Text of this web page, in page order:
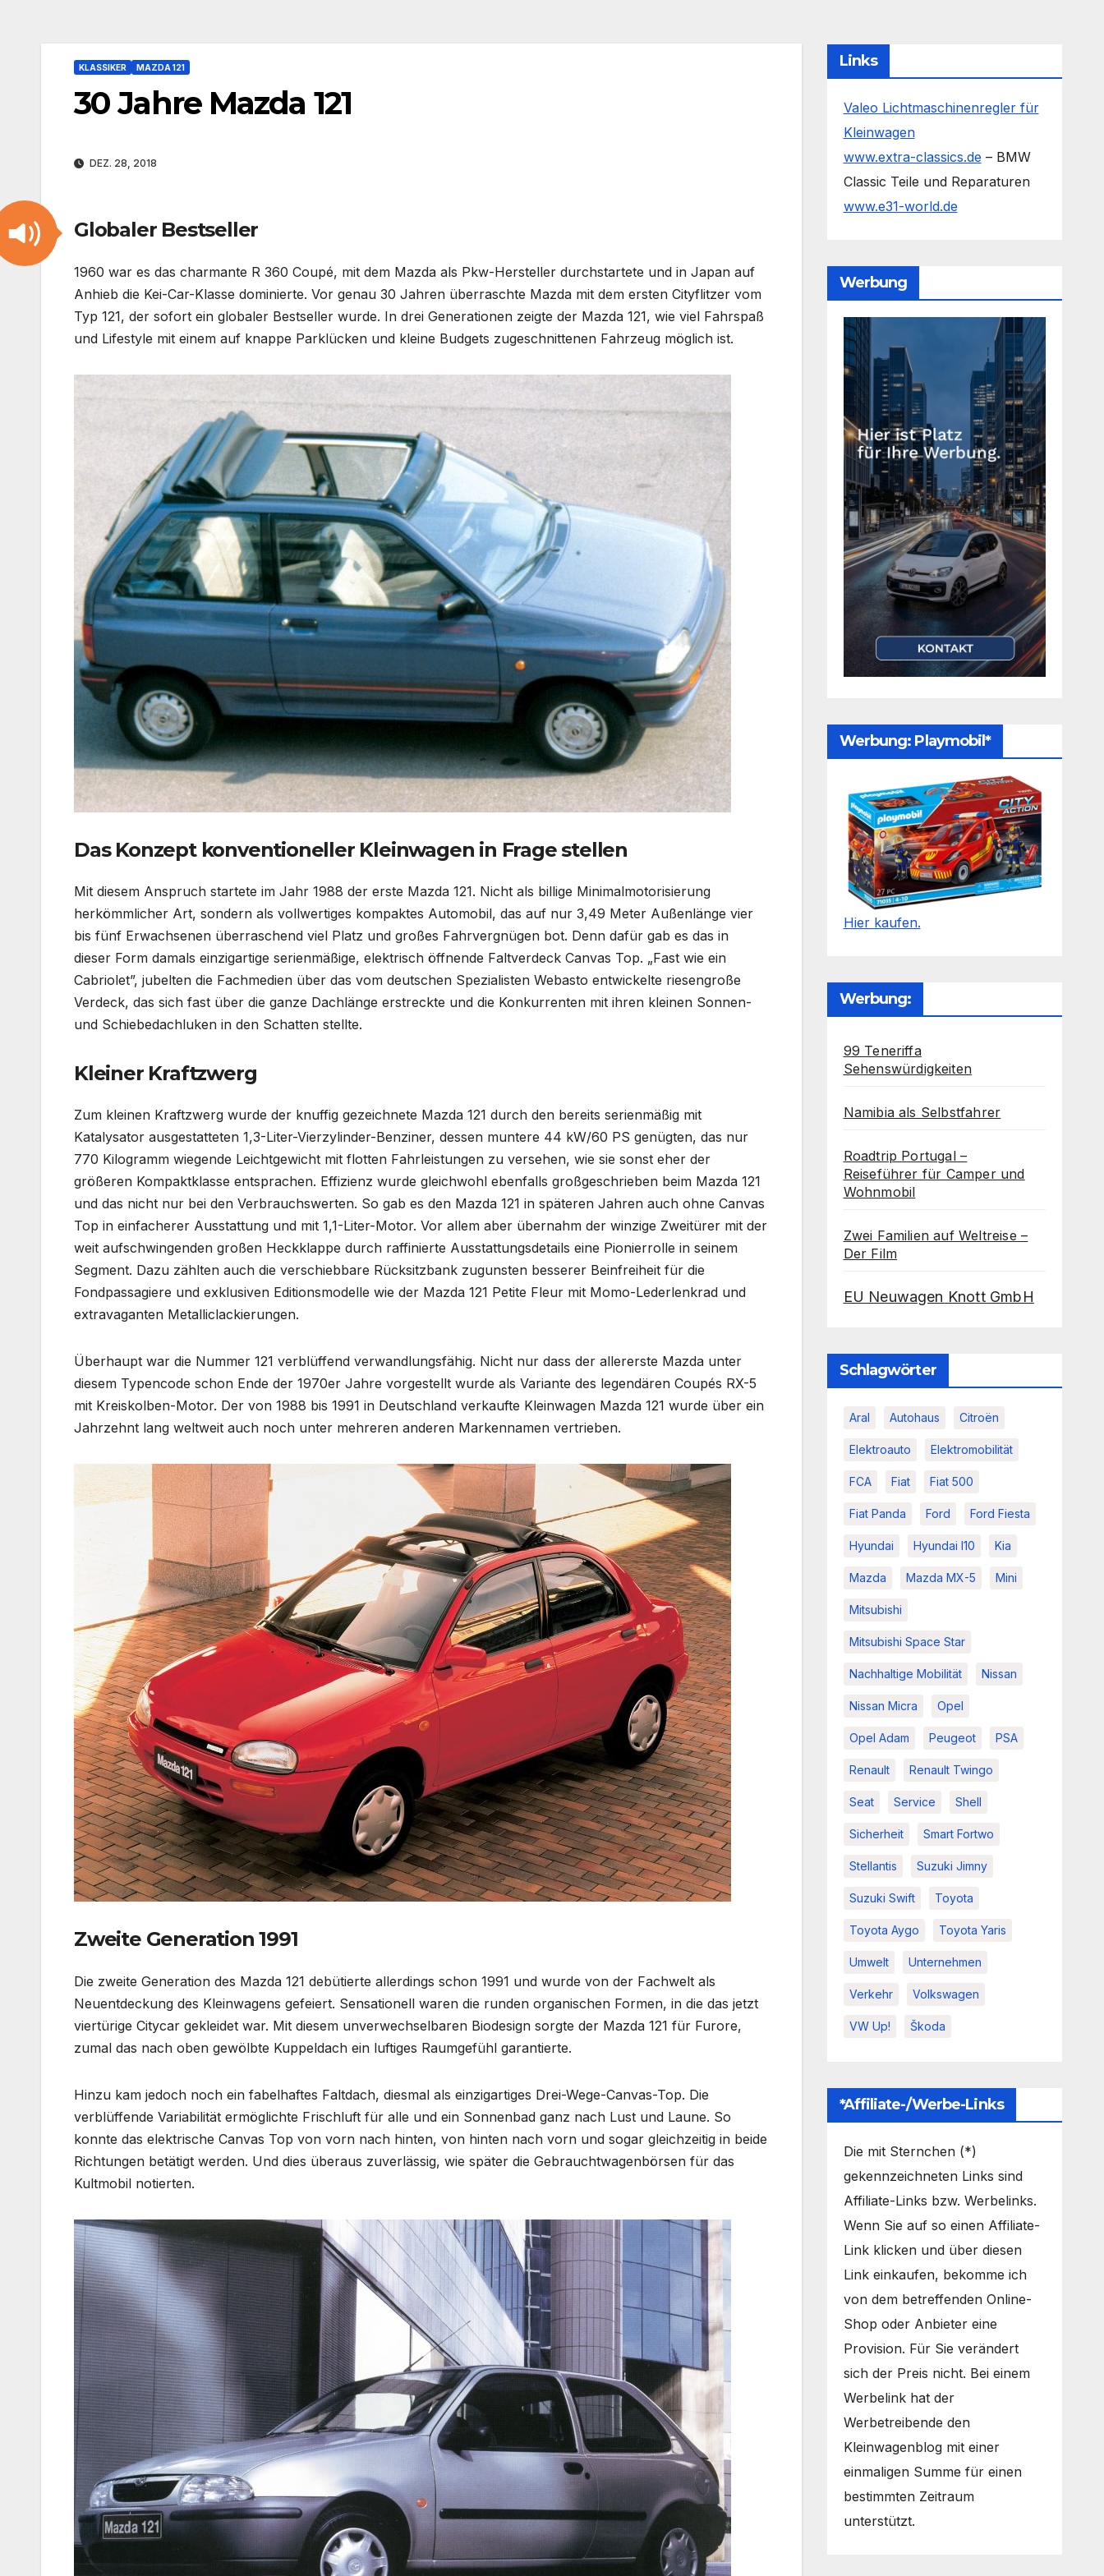
KLASSIKER MAZDA 121
30 Jahre Mazda 121
DEZ. 28, 2018
Globaler Bestseller
1960 war es das charmante R 360 Coupé, mit dem Mazda als Pkw-Hersteller durchstartete und in Japan auf
Anhieb die Kei-Car-Klasse dominierte. Vor genau 30 Jahren überraschte Mazda mit dem ersten Cityflitzer vom
Typ 121, der sofort ein globaler Bestseller wurde. In drei Generationen zeigte der Mazda 121, wie viel Fahrspaß
und Lifestyle mit einem auf knappe Parklücken und kleine Budgets zugeschnittenen Fahrzeug möglich ist.
Das Konzept konventioneller Kleinwagen in Frage stellen
Mit diesem Anspruch startete im Jahr 1988 der erste Mazda 121. Nicht als billige Minimalmotorisierung
herkömmlicher Art, sondern als vollwertiges kompaktes Automobil, das auf nur 3,49 Meter Außenlänge vier
bis fünf Erwachsenen überraschend viel Platz und großes Fahrvergnügen bot. Denn dafür gab es das in
dieser Form damals einzigartige serienmäßige, elektrisch öffnende Faltverdeck Canvas Top. „Fast wie ein
Cabriolet”, jubelten die Fachmedien über das vom deutschen Spezialisten Webasto entwickelte riesengroße
Verdeck, das sich fast über die ganze Dachlänge erstreckte und die Konkurrenten mit ihren kleinen Sonnen-
und Schiebedachluken in den Schatten stellte.
Kleiner Kraftzwerg
Zum kleinen Kraftzwerg wurde der knuffig gezeichnete Mazda 121 durch den bereits serienmäßig mit
Katalysator ausgestatteten 1,3-Liter-Vierzylinder-Benziner, dessen muntere 44 kW/60 PS genügten, das nur
770 Kilogramm wiegende Leichtgewicht mit flotten Fahrleistungen zu versehen, wie sie sonst eher der
größeren Kompaktklasse entsprachen. Effizienz wurde gleichwohl ebenfalls großgeschrieben beim Mazda 121
und das nicht nur bei den Verbrauchswerten. So gab es den Mazda 121 in späteren Jahren auch ohne Canvas
Top in einfacherer Ausstattung und mit 1,1-Liter-Motor. Vor allem aber übernahm der winzige Zweitürer mit der
weit aufschwingenden großen Heckklappe durch raffinierte Ausstattungsdetails eine Pionierrolle in seinem
Segment. Dazu zählten auch die verschiebbare Rücksitzbank zugunsten besserer Beinfreiheit für die
Fondpassagiere und exklusiven Editionsmodelle wie der Mazda 121 Petite Fleur mit Momo-Lederlenkrad und
extravaganten Metalliclackierungen.
Überhaupt war die Nummer 121 verblüffend verwandlungsfähig. Nicht nur dass der allererste Mazda unter
diesem Typencode schon Ende der 1970er Jahre vorgestellt wurde als Variante des legendären Coupés RX-5
mit Kreiskolben-Motor. Der von 1988 bis 1991 in Deutschland verkaufte Kleinwagen Mazda 121 wurde über ein
Jahrzehnt lang weltweit auch noch unter mehreren anderen Markennamen vertrieben.
Zweite Generation 1991
Die zweite Generation des Mazda 121 debütierte allerdings schon 1991 und wurde von der Fachwelt als
Neuentdeckung des Kleinwagens gefeiert. Sensationell waren die runden organischen Formen, in die das jetzt
viertürige Citycar gekleidet war. Mit diesem unverwechselbaren Biodesign sorgte der Mazda 121 für Furore,
zumal das nach oben gewölbte Kuppeldach ein luftiges Raumgefühl garantierte.
Hinzu kam jedoch noch ein fabelhaftes Faltdach, diesmal als einzigartiges Drei-Wege-Canvas-Top. Die
verblüffende Variabilität ermöglichte Frischluft für alle und ein Sonnenbad ganz nach Lust und Laune. So
konnte das elektrische Canvas Top von vorn nach hinten, von hinten nach vorn und sogar gleichzeitig in beide
Richtungen betätigt werden. Und dies überaus zuverlässig, wie später die Gebrauchtwagenbörsen für das
Kultmobil notierten.
Links
Valeo Lichtmaschinenregler für
Kleinwagen
www.extra-classics.de – BMW
Classic Teile und Reparaturen
www.e31-world.de
Werbung
Werbung: Playmobil*
Hier kaufen.
Werbung:
99 Teneriffa
Sehenswürdigkeiten
Namibia als Selbstfahrer
Roadtrip Portugal –
Reiseführer für Camper und
Wohnmobil
Zwei Familien auf Weltreise –
Der Film
EU Neuwagen Knott GmbH
Schlagwörter
Aral Autohaus Citroën
Elektroauto Elektromobilität
FCA Fiat Fiat 500
Fiat Panda Ford Ford Fiesta
Hyundai Hyundai I10 Kia
Mazda Mazda MX-5 Mini
Mitsubishi
Mitsubishi Space Star
Nachhaltige Mobilität Nissan
Nissan Micra Opel
Opel Adam Peugeot PSA
Renault Renault Twingo
Seat Service Shell
Sicherheit Smart Fortwo
Stellantis Suzuki Jimny
Suzuki Swift Toyota
Toyota Aygo Toyota Yaris
Umwelt Unternehmen
Verkehr Volkswagen
VW Up! Škoda
*Affiliate-/Werbe-Links
Die mit Sternchen (*)
gekennzeichneten Links sind
Affiliate-Links bzw. Werbelinks.
Wenn Sie auf so einen Affiliate-
Link klicken und über diesen
Link einkaufen, bekomme ich
von dem betreffenden Online-
Shop oder Anbieter eine
Provision. Für Sie verändert
sich der Preis nicht. Bei einem
Werbelink hat der
Werbetreibende den
Kleinwagenblog mit einer
einmaligen Summe für einen
bestimmten Zeitraum
unterstützt.